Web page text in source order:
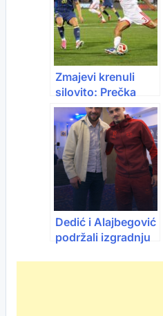
Zmajevi krenuli
silovito: Prečka
spasila Makedonce
već u četvrtoj
minuti
Dedić i Alajbegović
podržali izgradnju